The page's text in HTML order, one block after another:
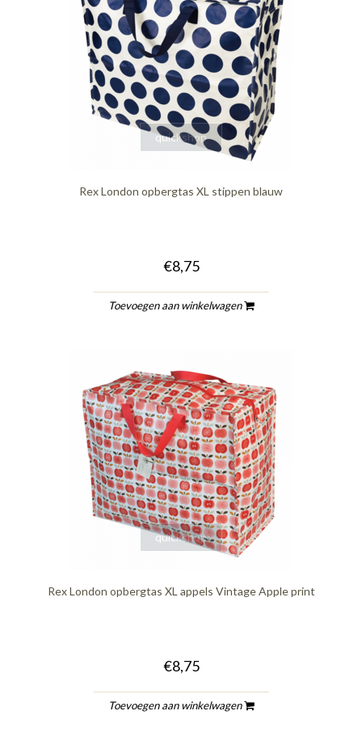
quickshop
Rex London opbergtas XL stippen blauw
€8,75
Toevoegen aan winkelwagen
quickshop
Rex London opbergtas XL appels Vintage Apple print
€8,75
Toevoegen aan winkelwagen